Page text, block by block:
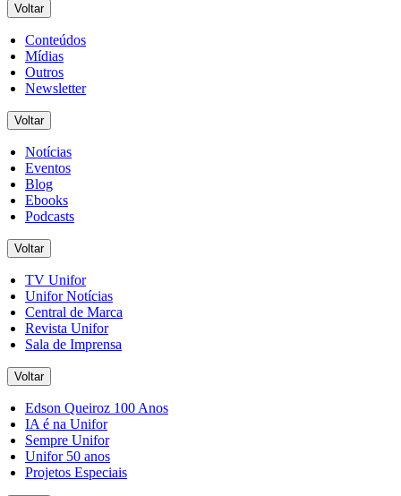
Voltar
Conteúdos
Mídias
Outros
Newsletter
Voltar
Notícias
Eventos
Blog
Ebooks
Podcasts
Voltar
TV Unifor
Unifor Notícias
Central de Marca
Revista Unifor
Sala de Imprensa
Voltar
Edson Queiroz 100 Anos
IA é na Unifor
Sempre Unifor
Unifor 50 anos
Projetos Especiais